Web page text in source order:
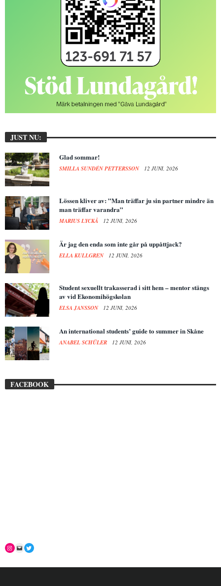
JUST NU:
Glad sommar!
SMILLA SUNDÉN PETTERSSON 12 JUNI, 2026
Lössen kliver av: ”Man träffar ju sin partner mindre än
man träffar varandra”
MARIUS LYCKÅ 12 JUNI, 2026
Är jag den enda som inte går på uppåttjack?
ELLA KULLGREN 12 JUNI, 2026
Student sexuellt trakasserad i sitt hem – mentor stängs
av vid Ekonomihögskolan
ELSA JANSSON 12 JUNI, 2026
An international students’ guide to summer in Skåne
ANABEL SCHÜLER 12 JUNI, 2026
FACEBOOK